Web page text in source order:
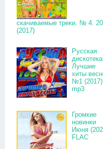
скачиваемые треки. № 4.
(2017)
Русская
Лучшие
хиты
№1 (2017)
mp3
Громкие
новинки
Июня
FLAC